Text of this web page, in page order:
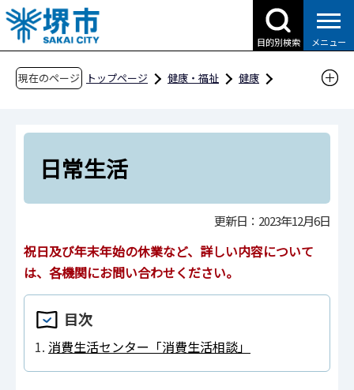
こ
の
ペ
目的別検索 メニュー
現在のページ トップページ 健康・福祉
健康
相談機関一覧（悩み相談）
人権問題・日常生活についての相談窓口
日常生活
日常生活
更新日：2023年12月6日
祝日及び年末年始の休業など、詳しい内容について
は、各機関にお問い合わせください。
目次
消費生活センター「消費生活相談」